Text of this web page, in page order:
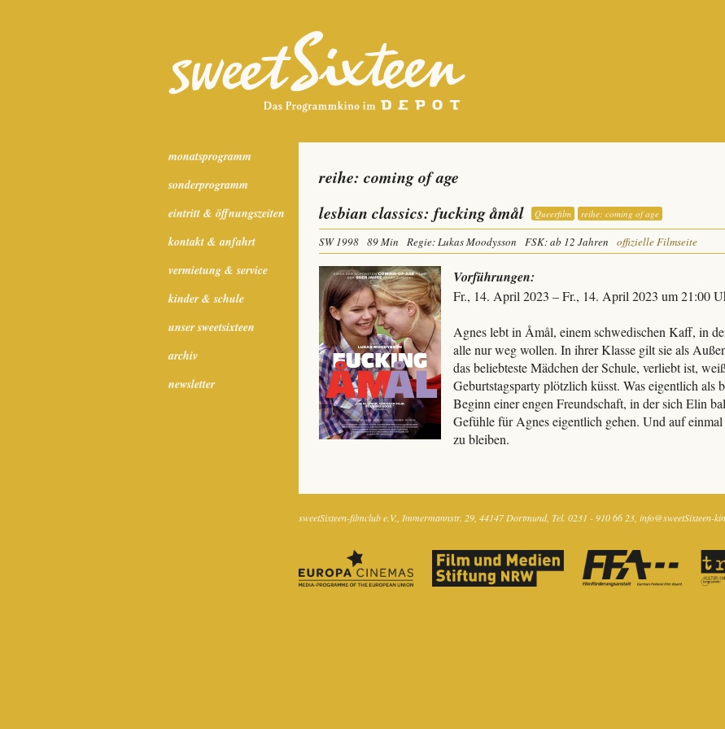
monatsprogramm
sonderprogramm
eintritt & öffnungszeiten
kontakt & anfahrt
vermietung & service
kinder & schule
unser sweetsixteen
archiv
newsletter
reihe: coming of age
lesbian classics: fucking åmål
Queerfilm reihe: coming of age
SW 1998 89 Min Regie: Lukas Moodysson FSK: ab 12 Jahren offizielle Filmseite
Vorführungen:
Fr., 14. April 2023 – Fr., 14. April 2023 um 21:00
Agnes lebt in Åmål, einem schwedischen Kaff, in
alle nur weg wollen. In ihrer Klasse gilt sie als
das beliebteste Mädchen der Schule, verliebt ist,
Geburtstagsparty plötzlich küsst. Was eigentlich als
Beginn einer engen Freundschaft, in der sich Elin
Gefühle für Agnes eigentlich gehen. Und auf
zu bleiben.
sweetSixteen-filmclub e.V. Immermannstr. 29 44147 Dortmund Tel. 0231 - 910 66 23 info@sweetSixteen-